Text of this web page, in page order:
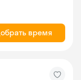
время